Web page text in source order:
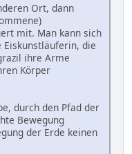
Ort, dann
mit. Man kann sich
die
ihre Arme
Körper
durch den Pfad der
Bewegung
der Erde keinen